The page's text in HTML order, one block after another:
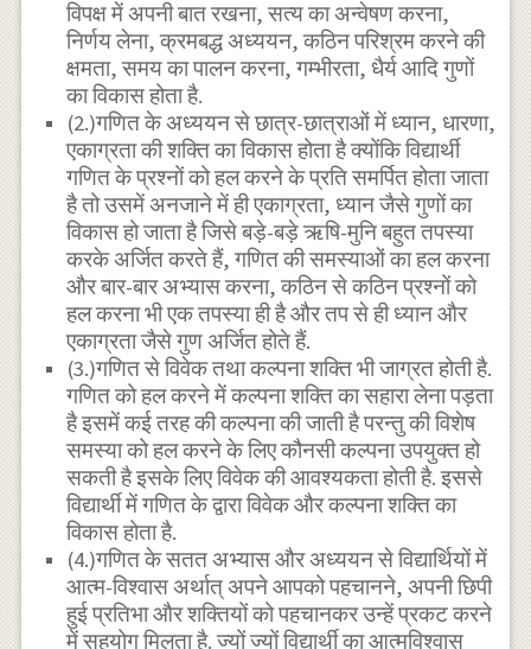
विपक्ष में अपनी बात रखना, सत्य का अन्वेषण करना,
निर्णय लेना, क्रमबद्ध अध्ययन, कठिन परिश्रम करने की
क्षमता, समय का पालन करना, गम्भीरता, धैर्य आदि गुणों
का विकास होता है.
(2.)गणित के अध्ययन से छात्र-छात्राओं में ध्यान, धारणा,
एकाग्रता की शक्ति का विकास होता है क्योंकि विद्यार्थी
गणित के प्रश्नों को हल करने के प्रति समर्पित होता जाता
है तो उसमें अनजाने में ही एकाग्रता, ध्यान जैसे गुणों का
विकास हो जाता है जिसे बड़े-बड़े ऋषि-मुनि बहुत तपस्या
करके अर्जित करते हैं, गणित की समस्याओं का हल करना
और बार-बार अभ्यास करना, कठिन से कठिन प्रश्नों को
हल करना भी एक तपस्या ही है और तप से ही ध्यान और
एकाग्रता जैसे गुण अर्जित होते हैं.
(3.)गणित से विवेक तथा कल्पना शक्ति भी जाग्रत होती है.
गणित को हल करने में कल्पना शक्ति का सहारा लेना पड़ता
है इसमें कई तरह की कल्पना की जाती है परन्तु की विशेष
समस्या को हल करने के लिए कौनसी कल्पना उपयुक्त हो
सकती है इसके लिए विवेक की आवश्यकता होती है. इससे
विद्यार्थी में गणित के द्वारा विवेक और कल्पना शक्ति का
विकास होता है.
(4.)गणित के सतत अभ्यास और अध्ययन से विद्यार्थियों में
आत्म-विश्वास अर्थात् अपने आपको पहचानने, अपनी छिपी
हुई प्रतिभा और शक्तियों को पहचानकर उन्हें प्रकट करने
में सहयोग मिलता है. ज्यों ज्यों विद्यार्थी का आत्मविश्वास